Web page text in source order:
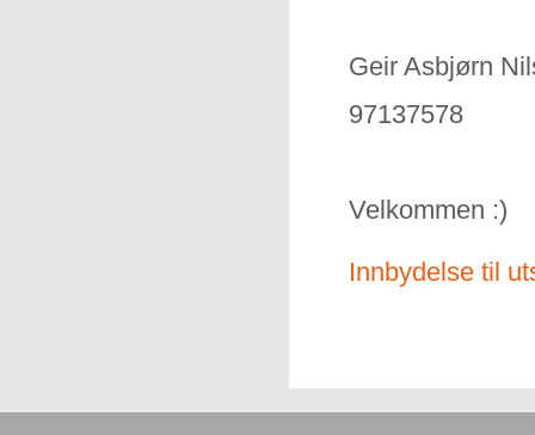
Geir Asbjørn
97137578
Velkommen :)
Innbydelse til